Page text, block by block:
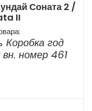
Соната 2 /
II
год
номер 461